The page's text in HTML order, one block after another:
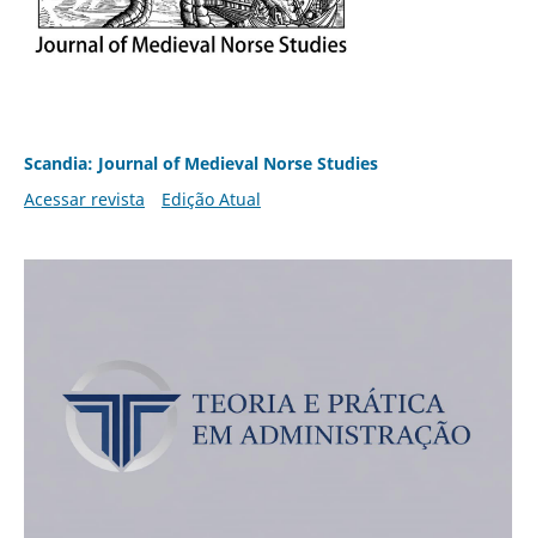
Scandia: Journal of Medieval Norse Studies
Acessar revista
Edição Atual